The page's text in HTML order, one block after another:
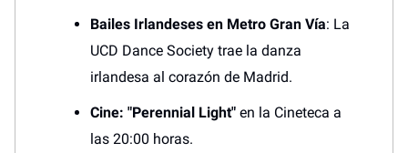
Bailes Irlandeses en Metro Gran Vía: La
UCD Dance Society trae la danza
irlandesa al corazón de Madrid.
Cine: "Perennial Light" en la Cineteca a
las 20:00 horas.